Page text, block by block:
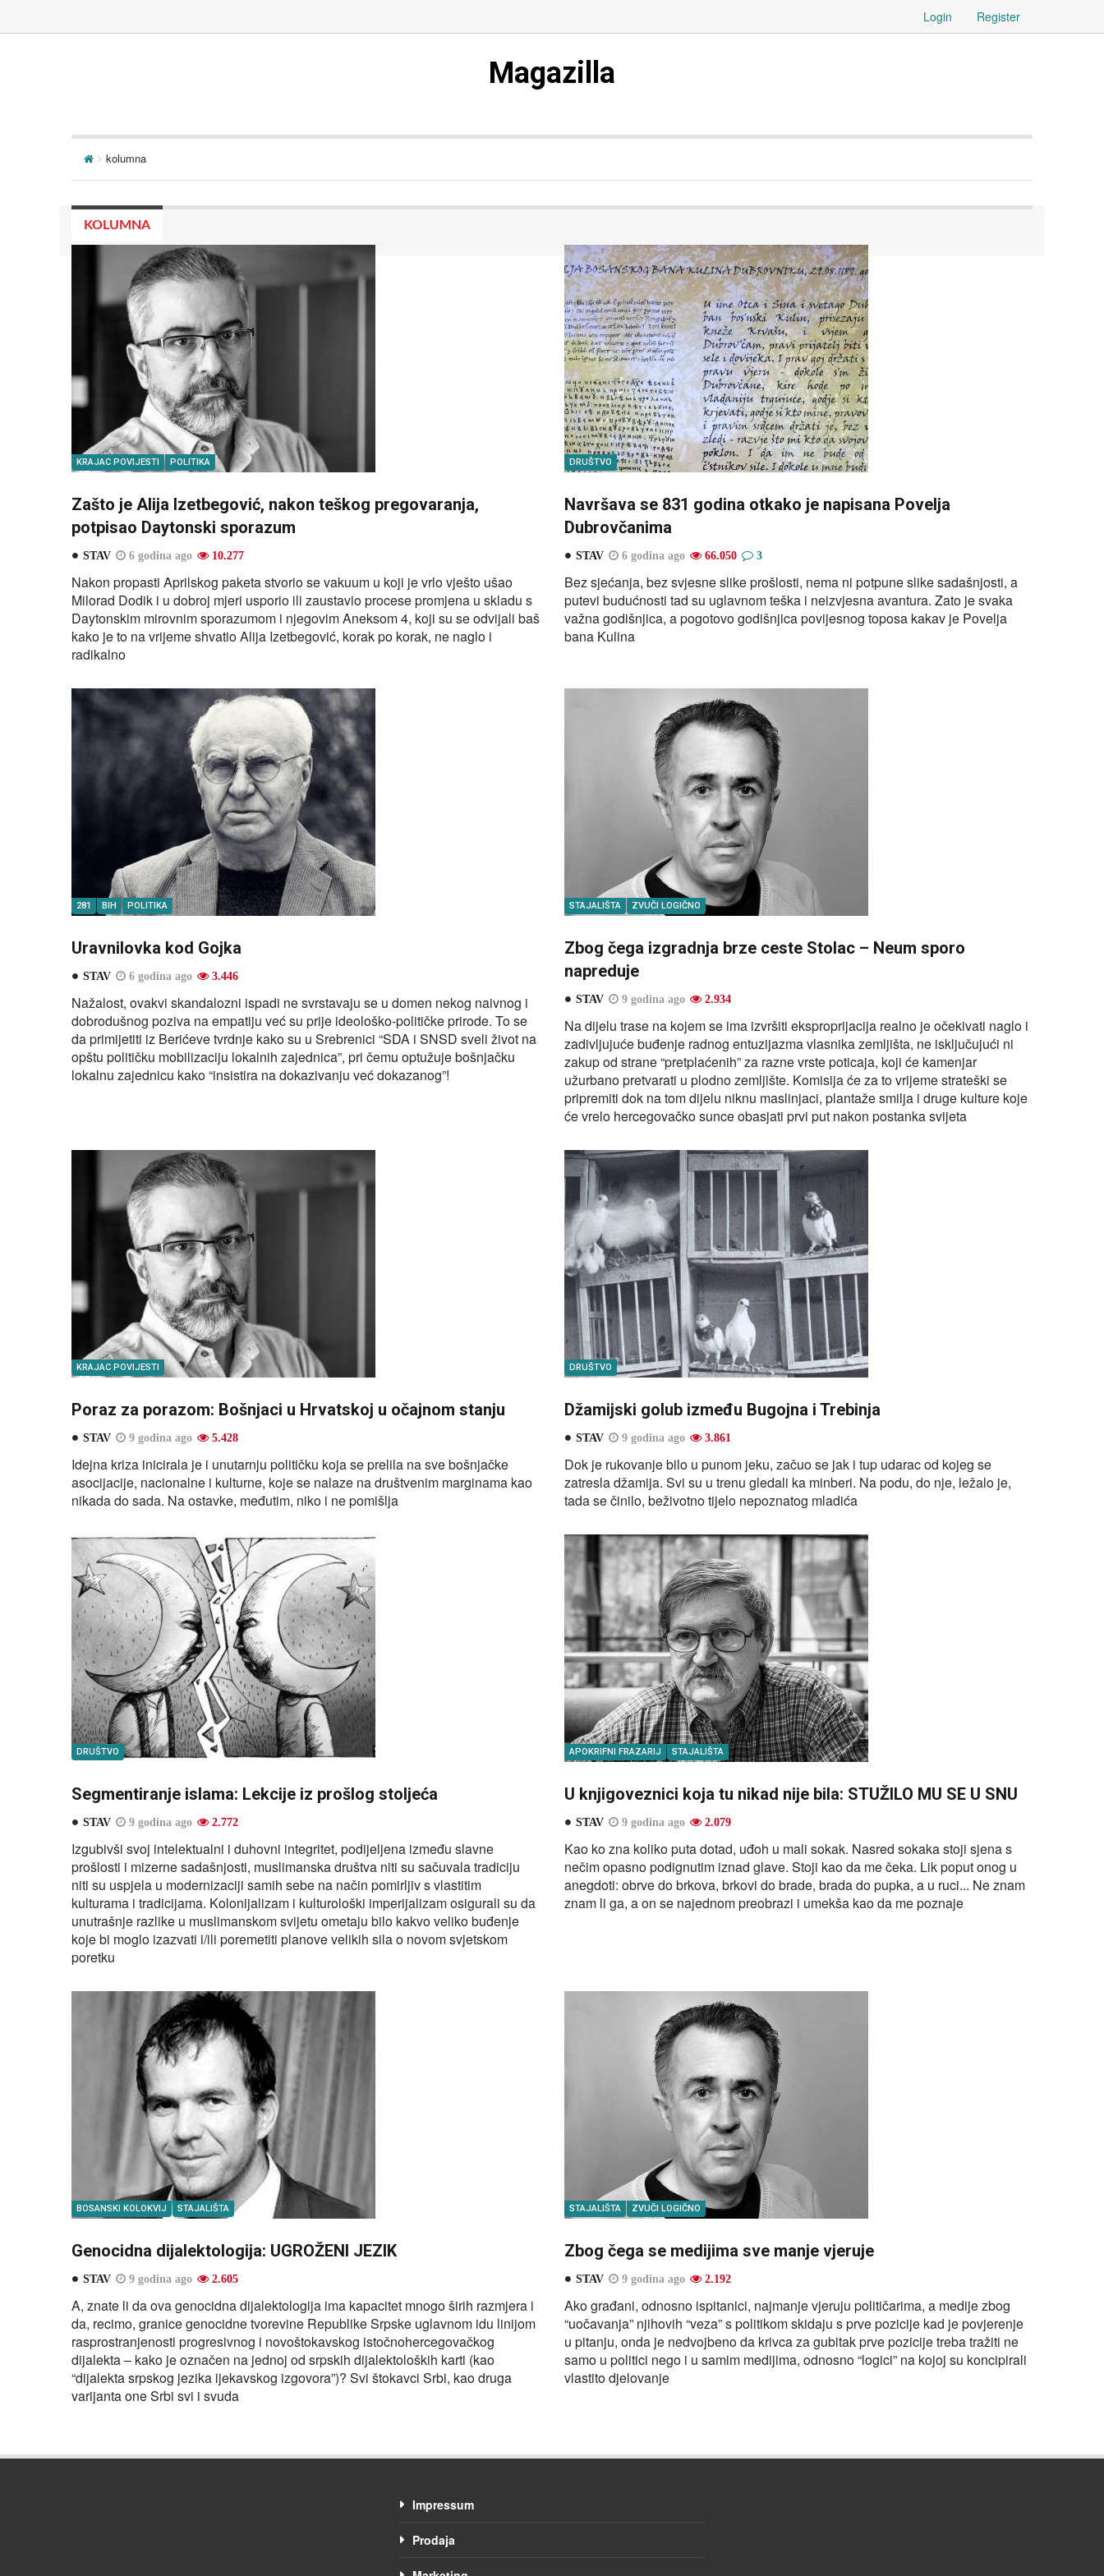
Login Register
Magazilla
kolumna
KOLUMNA
KRAJAC POVIJESTI POLITIKA
Zašto je Alija Izetbegović, nakon teškog pregovaranja,
potpisao Daytonski sporazum
STAV 6 godina ago 10.277
Nakon propasti Aprilskog paketa stvorio se vakuum u koji je vrlo vješto ušao
Milorad Dodik i u dobroj mjeri usporio ili zaustavio procese promjena u skladu s
Daytonskim mirovnim sporazumom i njegovim Aneksom 4, koji su se odvijali baš
kako je to na vrijeme shvatio Alija Izetbegović, korak po korak, ne naglo i
radikalno
DRUŠTVO
Navršava se 831 godina otkako je napisana Povelja
Dubrovčanima
STAV 6 godina ago 66.050 3
Bez sjećanja, bez svjesne slike prošlosti, nema ni potpune slike sadašnjosti, a
putevi budućnosti tad su uglavnom teška i neizvjesna avantura. Zato je svaka
važna godišnjica, a pogotovo godišnjica povijesnog toposa kakav je Povelja
bana Kulina
281 BIH POLITIKA
Uravnilovka kod Gojka
STAV 6 godina ago 3.446
Nažalost, ovakvi skandalozni ispadi ne svrstavaju se u domen nekog naivnog i
dobrodušnog poziva na empatiju već su prije ideološko-političke prirode. To se
da primijetiti iz Berićeve tvrdnje kako su u Srebrenici “SDA i SNSD sveli život na
opštu političku mobilizaciju lokalnih zajednica”, pri čemu optužuje bošnjačku
lokalnu zajednicu kako “insistira na dokazivanju već dokazanog”!
STAJALIŠTA ZVUČI LOGIČNO
Zbog čega izgradnja brze ceste Stolac – Neum sporo
napreduje
STAV 9 godina ago 2.934
Na dijelu trase na kojem se ima izvršiti eksproprijacija realno je očekivati naglo i
zadivljujuće buđenje radnog entuzijazma vlasnika zemljišta, ne isključujući ni
zakup od strane “pretplaćenih” za razne vrste poticaja, koji će kamenjar
užurbano pretvarati u plodno zemljište. Komisija će za to vrijeme strateški se
pripremiti dok na tom dijelu niknu maslinjaci, plantaže smilja i druge kulture koje
će vrelo hercegovačko sunce obasjati prvi put nakon postanka svijeta
KRAJAC POVIJESTI
Poraz za porazom: Bošnjaci u Hrvatskoj u očajnom stanju
STAV 9 godina ago 5.428
Idejna kriza inicirala je i unutarnju političku koja se prelila na sve bošnjačke
asocijacije, nacionalne i kulturne, koje se nalaze na društvenim marginama kao
nikada do sada. Na ostavke, međutim, niko i ne pomišlja
DRUŠTVO
Džamijski golub između Bugojna i Trebinja
STAV 9 godina ago 3.861
Dok je rukovanje bilo u punom jeku, začuo se jak i tup udarac od kojeg se
zatresla džamija. Svi su u trenu gledali ka minberi. Na podu, do nje, ležalo je,
tada se činilo, beživotno tijelo nepoznatog mladića
DRUŠTVO
Segmentiranje islama: Lekcije iz prošlog stoljeća
STAV 9 godina ago 2.772
Izgubivši svoj intelektualni i duhovni integritet, podijeljena između slavne
prošlosti i mizerne sadašnjosti, muslimanska društva niti su sačuvala tradiciju
niti su uspjela u modernizaciji samih sebe na način pomirljiv s vlastitim
kulturama i tradicijama. Kolonijalizam i kulturološki imperijalizam osigurali su da
unutrašnje razlike u muslimanskom svijetu ometaju bilo kakvo veliko buđenje
koje bi moglo izazvati i/ili poremetiti planove velikih sila o novom svjetskom
poretku
APOKRIFNI FRAZARIJ STAJALIŠTA
U knjigoveznici koja tu nikad nije bila: STUŽILO MU SE U SNU
STAV 9 godina ago 2.079
Kao ko zna koliko puta dotad, uđoh u mali sokak. Nasred sokaka stoji sjena s
nečim opasno podignutim iznad glave. Stoji kao da me čeka. Lik poput onog u
anegdoti: obrve do brkova, brkovi do brade, brada do pupka, a u ruci... Ne znam
znam li ga, a on se najednom preobrazi i umekša kao da me poznaje
BOSANSKI KOLOKVIJ STAJALIŠTA
Genocidna dijalektologija: UGROŽENI JEZIK
STAV 9 godina ago 2.605
A, znate li da ova genocidna dijalektologija ima kapacitet mnogo širih razmjera i
da, recimo, granice genocidne tvorevine Republike Srpske uglavnom idu linijom
rasprostranjenosti progresivnog i novoštokavskog istočnohercegovačkog
dijalekta – kako je označen na jednoj od srpskih dijalektoloških karti (kao
“dijalekta srpskog jezika ijekavskog izgovora”)? Svi štokavci Srbi, kao druga
varijanta one Srbi svi i svuda
STAJALIŠTA ZVUČI LOGIČNO
Zbog čega se medijima sve manje vjeruje
STAV 9 godina ago 2.192
Ako građani, odnosno ispitanici, najmanje vjeruju političarima, a medije zbog
“uočavanja” njihovih “veza” s politikom skidaju s prve pozicije kad je povjerenje
u pitanju, onda je nedvojbeno da krivca za gubitak prve pozicije treba tražiti ne
samo u politici nego i u samim medijima, odnosno “logici” na kojoj su koncipirali
vlastito djelovanje
Impressum
Prodaja